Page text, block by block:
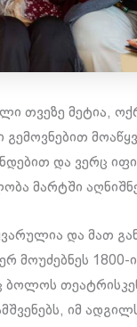
თვეზე მეტია,
და ვერც
მარტში
და მათ
მოუძებნეს 1800-
იმ